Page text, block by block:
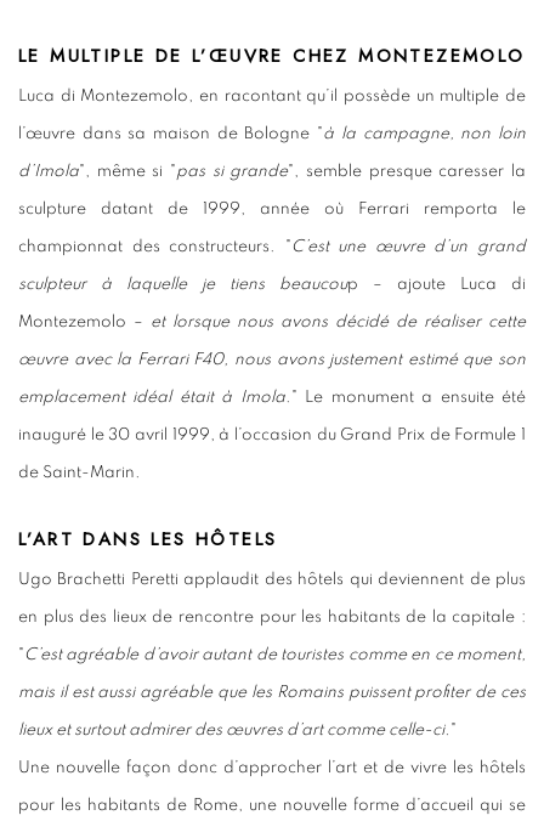
LE MULTIPLE DE L’ŒUVRE CHEZ MONTEZEMOLO
Luca di Montezemolo, en racontant qu’il possède un multiple de
l’œuvre dans sa maison de Bologne "à la campagne, non loin
d’Imola", même si "pas si grande", semble presque caresser la
sculpture datant de 1999, année où Ferrari remporta le
championnat des constructeurs. "C’est une œuvre d’un grand
sculpteur à laquelle je tiens beaucoup – ajoute Luca di
Montezemolo – et lorsque nous avons décidé de réaliser cette
œuvre avec la Ferrari F40, nous avons justement estimé que son
emplacement idéal était à Imola." Le monument a ensuite été
inauguré le 30 avril 1999, à l’occasion du Grand Prix de Formule 1
de Saint-Marin.
L’ART DANS LES HÔTELS
Ugo Brachetti Peretti applaudit des hôtels qui deviennent de plus
en plus des lieux de rencontre pour les habitants de la capitale :
"C’est agréable d’avoir autant de touristes comme en ce moment,
mais il est aussi agréable que les Romains puissent profiter de ces
lieux et surtout admirer des œuvres d’art comme celle-ci. "
Une nouvelle façon donc d’approcher l’art et de vivre les hôtels
pour les habitants de Rome, une nouvelle forme d’accueil qui se